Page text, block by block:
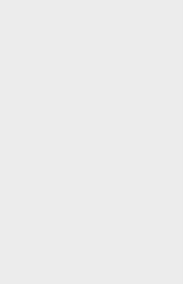
بالشيك
من معرض المغرب
أكادير